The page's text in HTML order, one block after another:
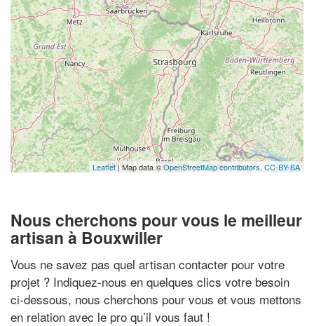
Leaflet| Map data ©OpenStreetMap contributors, CC-BY-SA
Nous cherchons pour vous le meilleur
artisan à Bouxwiller
Vous ne savez pas quel artisan contacter pour votre
projet ? Indiquez-nous en quelques clics votre besoin
ci-dessous, nous cherchons pour vous et vous mettons
en relation avec le pro qu’il vous faut !